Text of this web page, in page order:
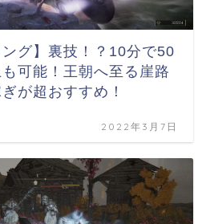
ング】裏技！？10分で50
可能！王朝へ至る崖路
が超おすすめ！
2022年3月7日